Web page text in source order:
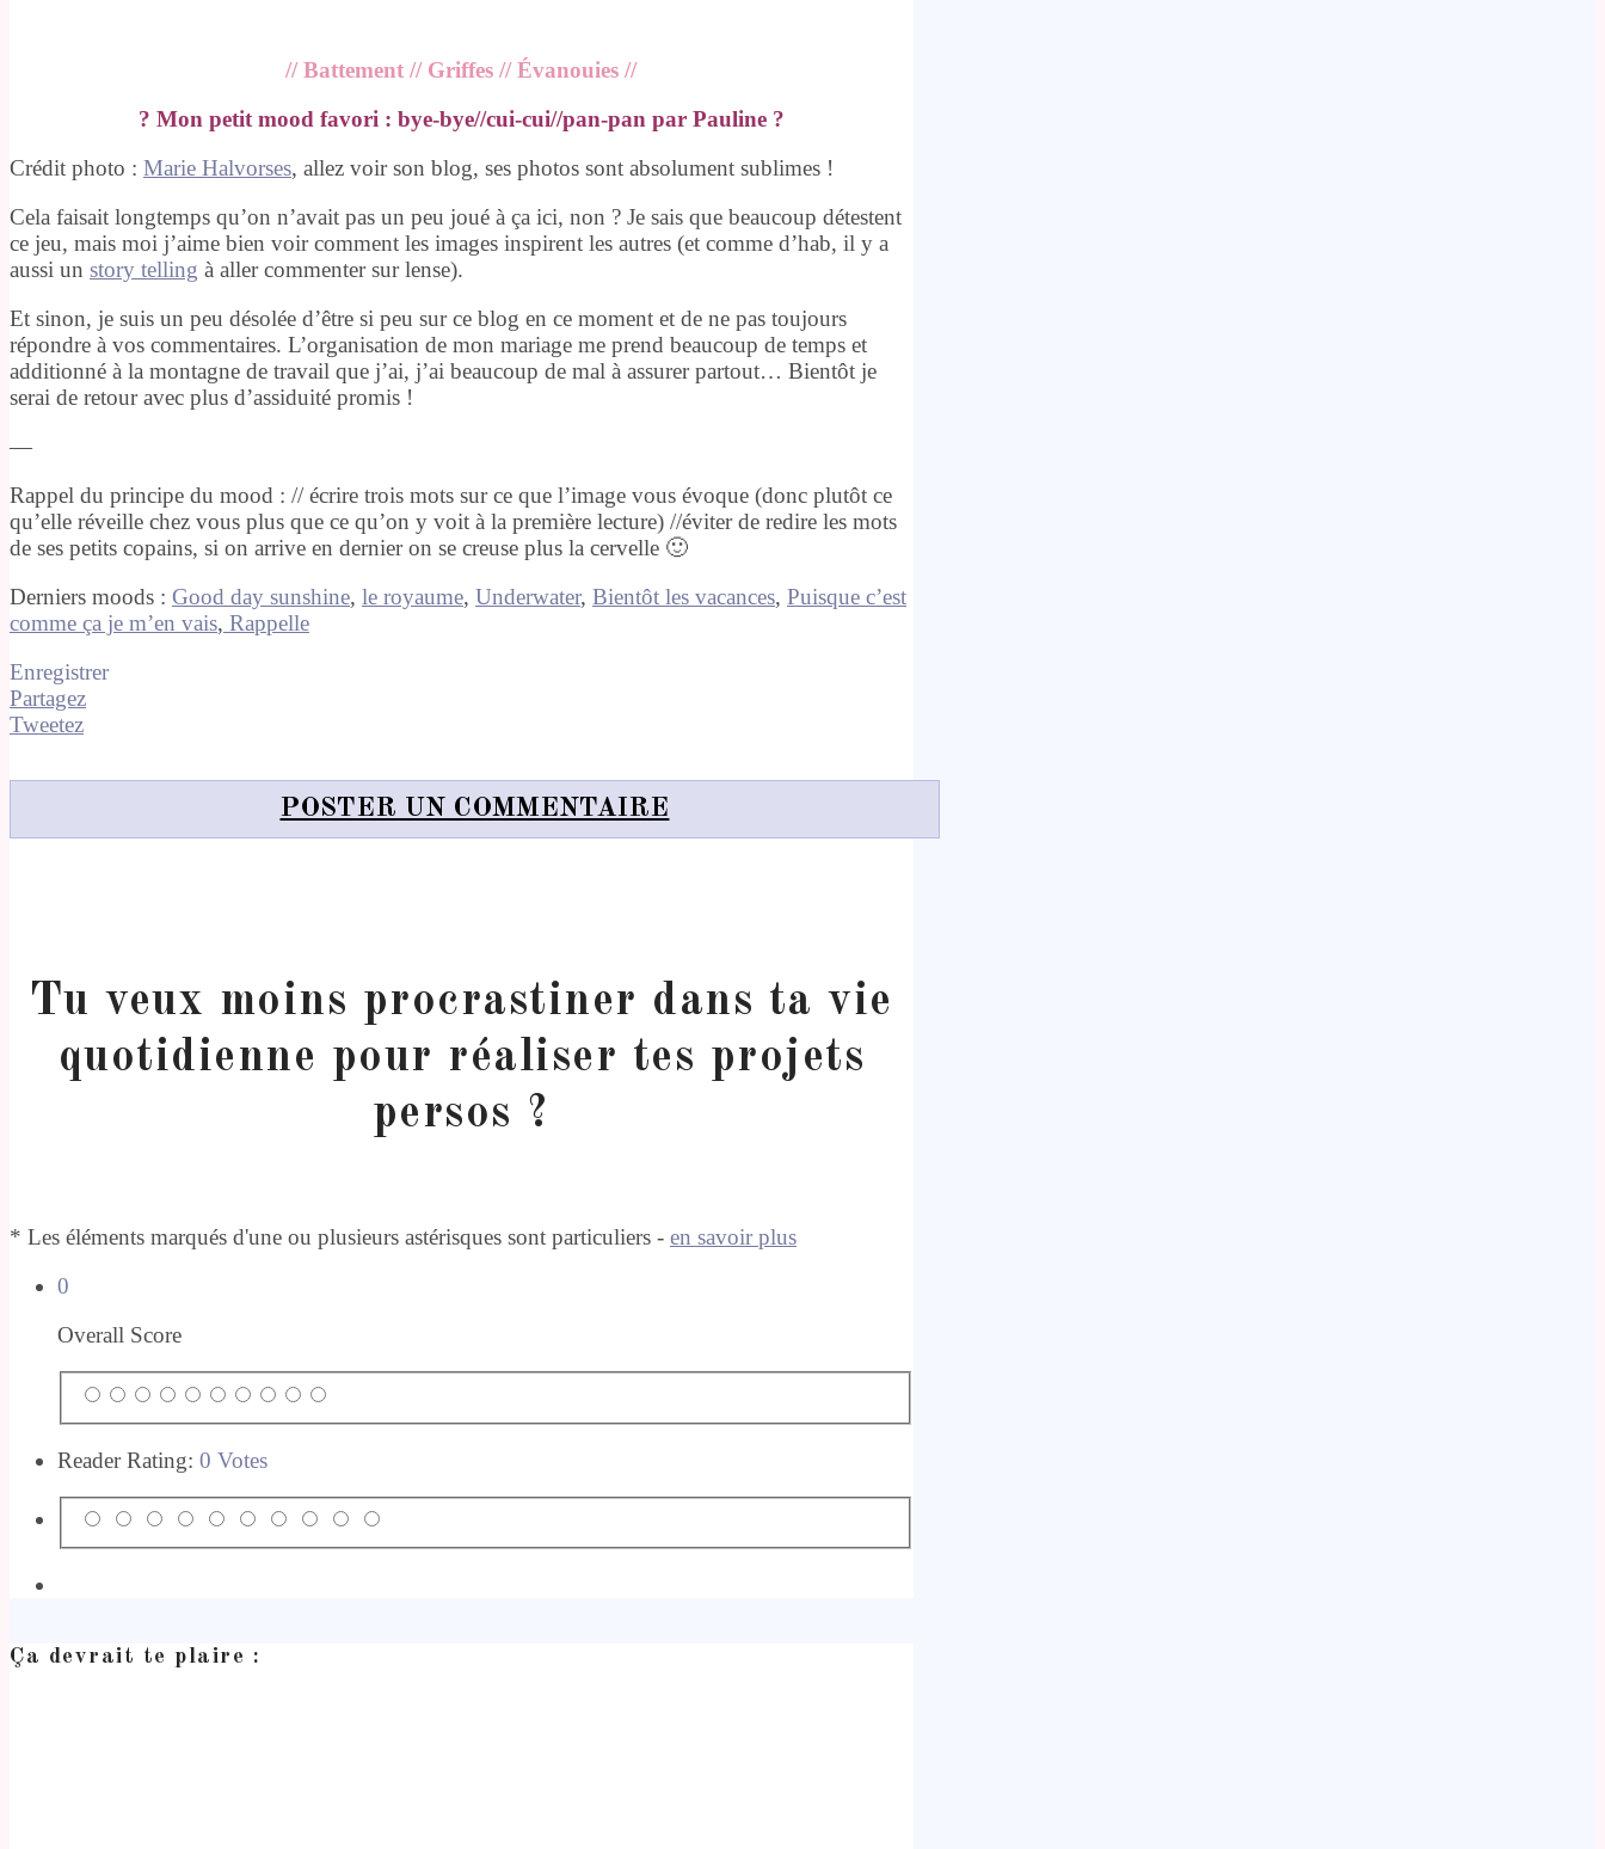
// Battement // Griffes // Évanouies //
? Mon petit mood favori : bye-bye//cui-cui//pan-pan par Pauline ?
Crédit photo : Marie Halvorses, allez voir son blog, ses photos sont absolument sublimes !
Cela faisait longtemps qu’on n’avait pas un peu joué à ça ici, non ? Je sais que beaucoup détestent
ce jeu, mais moi j’aime bien voir comment les images inspirent les autres (et comme d’hab, il y a
aussi un story telling à aller commenter sur lense).
Et sinon, je suis un peu désolée d’être si peu sur ce blog en ce moment et de ne pas toujours
répondre à vos commentaires. L’organisation de mon mariage me prend beaucoup de temps et
additionné à la montagne de travail que j’ai, j’ai beaucoup de mal à assurer partout… Bientôt je
serai de retour avec plus d’assiduité promis !
—
Rappel du principe du mood : // écrire trois mots sur ce que l’image vous évoque (donc plutôt ce
qu’elle réveille chez vous plus que ce qu’on y voit à la première lecture) //éviter de redire les mots
de ses petits copains, si on arrive en dernier on se creuse plus la cervelle 🙂
Derniers moods : Good day sunshine, le royaume, Underwater, Bientôt les vacances, Puisque c’est
comme ça je m’en vais, Rappelle
Enregistrer
Partagez
Tweetez
POSTER UN COMMENTAIRE
Tu veux moins procrastiner dans ta vie
quotidienne pour réaliser tes projets
persos ?
* Les éléments marqués d'une ou plusieurs astérisques sont particuliers - en savoir plus
0
Overall Score
Reader Rating: 0 Votes
Ça devrait te plaire :